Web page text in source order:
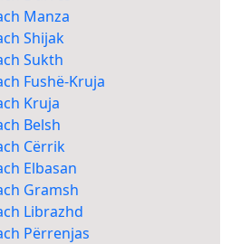
Manza
Shijak
Sukth
Fushë-Kruja
Kruja
Belsh
Cërrik
Elbasan
Gramsh
Librazhd
Përrenjas